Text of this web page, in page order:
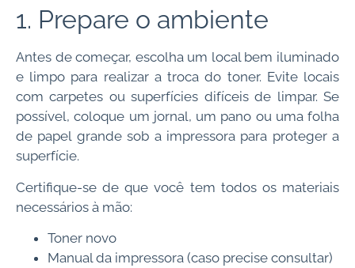
1. Prepare o ambiente
Antes de começar, escolha um local bem iluminado
e limpo para realizar a troca do toner. Evite locais
com carpetes ou superfícies difíceis de limpar. Se
possível, coloque um jornal, um pano ou uma folha
de papel grande sob a impressora para proteger a
superfície.
Certifique-se de que você tem todos os materiais
necessários à mão:
Toner novo
Manual da impressora (caso precise consultar)